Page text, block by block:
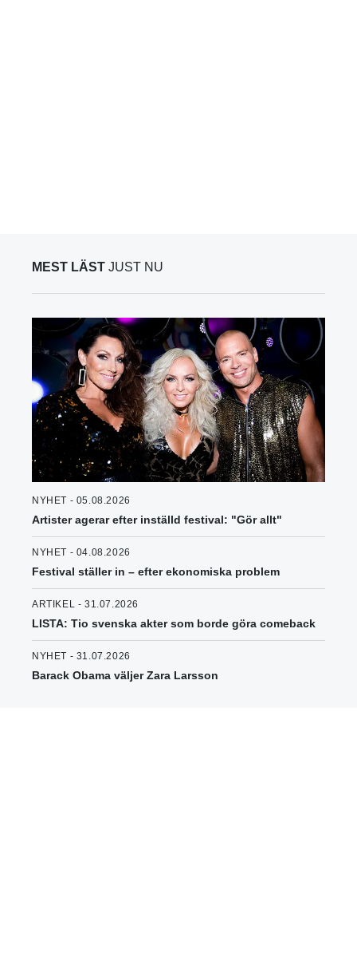
MEST LÄST JUST NU
NYHET - 05.08.2026
Artister agerar efter inställd festival: "Gör allt"
NYHET - 04.08.2026
Festival ställer in – efter ekonomiska problem
ARTIKEL - 31.07.2026
LISTA: Tio svenska akter som borde göra comeback
NYHET - 31.07.2026
Barack Obama väljer Zara Larsson